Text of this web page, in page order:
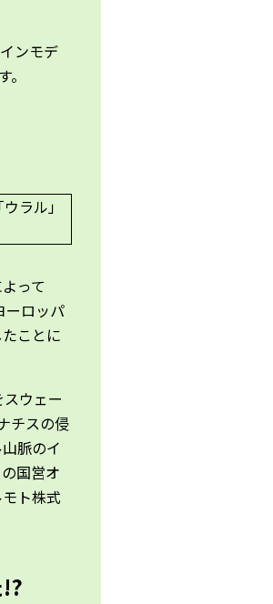
ンモデ
って
ーロッパ
ことに
ウェー
チスの侵
脈のイ
国営オ
ト株式